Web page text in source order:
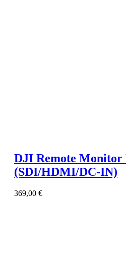
DJI Remote Monitor
(SDI/HDMI/DC-IN)
369,00 €